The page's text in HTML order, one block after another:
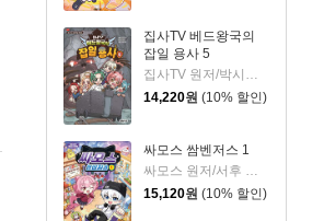
집사TV 베드왕국의
잡일 용사 5
집사TV 원저/박시연 글/권수영 그림
14,220원 (10% 할인)
싸모스 쌈벤저스 1
싸모스 원저/서후 글/김기수,민승기 그림
15,120원 (10% 할인)